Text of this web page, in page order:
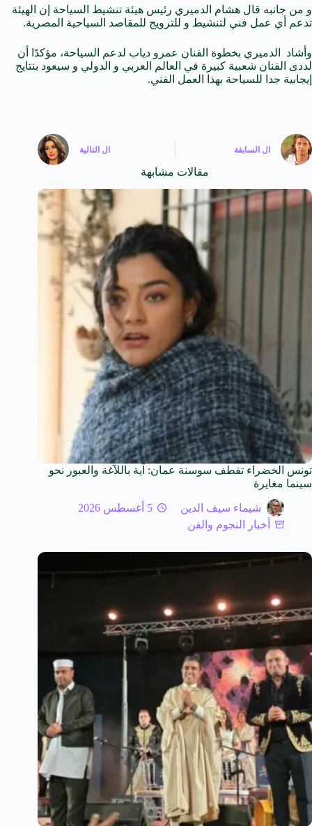
و من جانبه قال هشام الدميري رئيس هيئة تنشيط السياحة إن الهيئة
تدعم أي عمل فني لتنشيط و للترويج للمقاصد السياحية المصرية.
وأشاد الدميري بخطوة الفنان عمرو دياب لدعم السياحة، مؤكدًا أن
لددى الفنان شعبية كبيرة في العالم العربي و الدولي و سيعود بنتايج
إيجابية جدا للسياحة بهذا العمل الفني.
ال السابقة ال التالية
مقالات مشابهة
تونس الخضراء تقطف سوسنة عمان: آية باللآغة والعبور نحو
سينما مغايرة
شيماء سيف الدين
5 أغسطس 2026
أخبار النجوم والفن